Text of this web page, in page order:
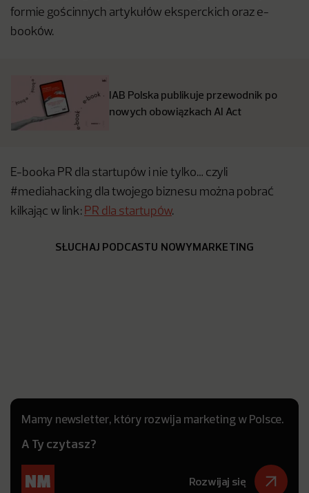
formie gościnnych artykułów eksperckich oraz e-
booków.
IAB Polska publikuje przewodnik po
nowych obowiązkach AI Act
E-booka PR dla startupów i nie tylko… czyli
#mediahacking dla twojego biznesu można pobrać
kilkając w link: PR dla startupów.
SŁUCHAJ PODCASTU NOWYMARKETING
Mamy newsletter, który rozwija marketing w Polsce.
A Ty czytasz?
Rozwijaj się